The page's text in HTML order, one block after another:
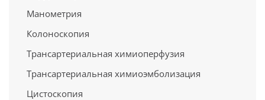
Манометрия
Колоноскопия
Трансартериальная химиоперфузия
Трансартериальная химиоэмболизация
Цистоскопия